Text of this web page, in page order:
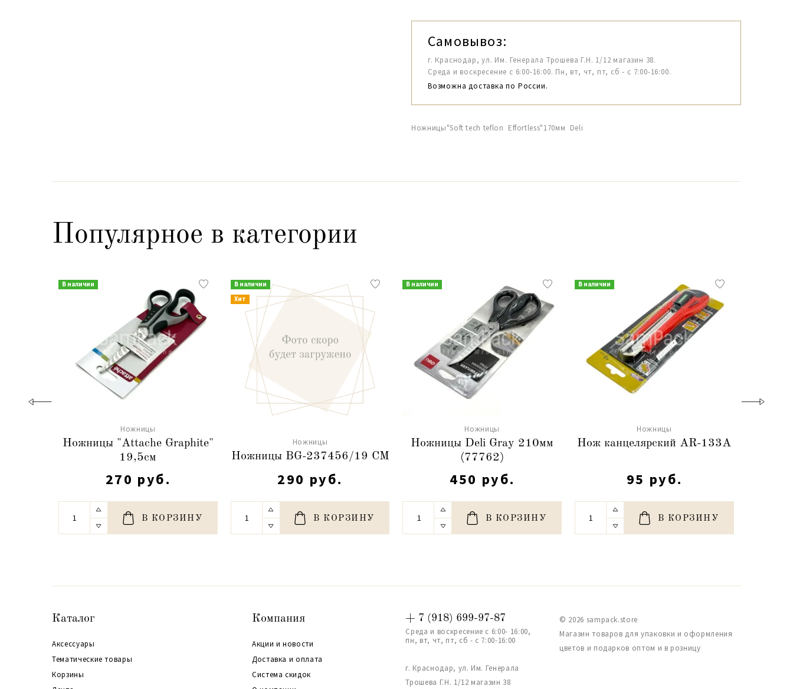
Самовывоз:
г. Краснодар, ул. Им. Генерала Трошева Г.Н. 1/12 магазин 38.
Среда и воскресение с 6:00-16:00. Пн, вт, чт, пт, сб - с 7:00-16:00.
Возможна доставка по России.
Ножницы"Soft tech teflon Effortless"170мм Deli
Популярное в категории
В наличии
Ножницы
Ножницы "Attache Graphite"
19,5см
270 руб.
В КОРЗИНУ
В наличии
Хит
Ножницы
Ножницы BG-237456/19 СМ
290 руб.
В КОРЗИНУ
В наличии
Ножницы
Ножницы Deli Gray 210мм
(77762)
450 руб.
В КОРЗИНУ
В наличии
Ножницы
Нож канцелярский AR-133A
95 руб.
В КОРЗИНУ
Каталог
Аксессуары
Тематические товары
Корзины
Компания
Акции и новости
Доставка и оплата
Система скидок
+ 7 (918) 699-97-87
Среда и воскресение с 6:00- 16:00,
пн, вт, чт, пт, сб - с 7:00-16:00
г. Краснодар, ул. Им. Генерала
Трошева Г.Н. 1/12 магазин 38
© 2026 sampack.store
Магазин товаров для упаковки и оформления
цветов и подарков оптом и в розницу